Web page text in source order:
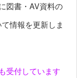
図書・AV資料の
情報を更新しま
受付しています